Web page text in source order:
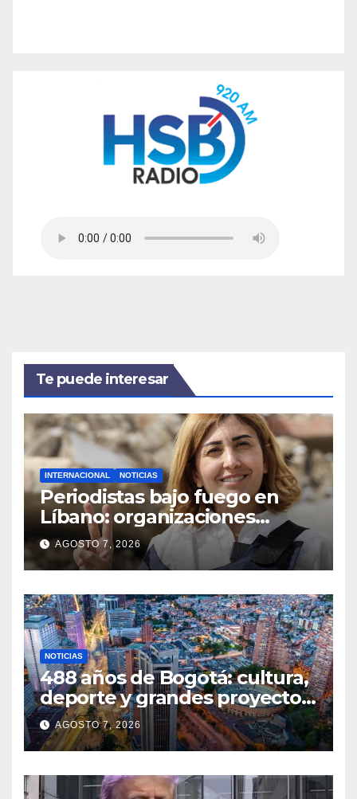
Te puede interesar
INTERNACIONAL NOTICIAS
Periodistas bajo fuego en
Líbano: organizaciones
denuncian ataques y exigen
justicia
AGOSTO 7, 2026
NOTICIAS
488 años de Bogotá: cultura,
deporte y grandes proyectos
marcan el aniversario de la
capital
AGOSTO 7, 2026